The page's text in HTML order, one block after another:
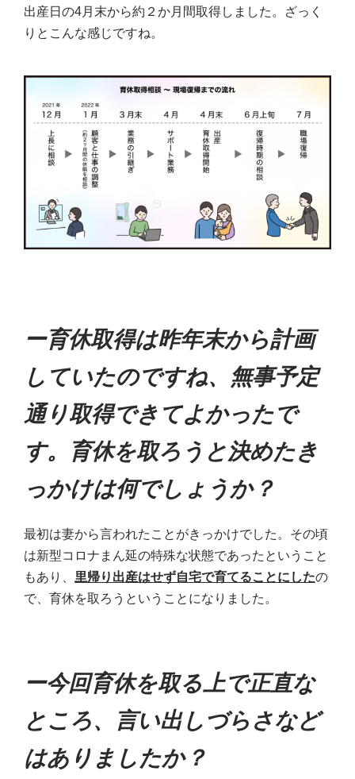
出産日の4月末から約２か月間取得しました。ざっく
りとこんな感じですね。
ー育休取得は昨年末から計画
していたのですね、無事予定
通り取得できてよかったで
す。育休を取ろうと決めたき
っかけは何でしょうか？
最初は妻から言われたことがきっかけでした。その頃
は新型コロナまん延の特殊な状態であったということ
もあり、 里帰り出産はせず自宅で育てることにしたの
で、育休を取ろうということになりました。
ー今回育休を取る上で正直な
ところ、言い出しづらさなど
はありましたか？